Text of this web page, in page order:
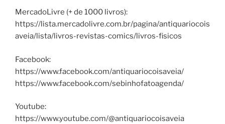
MercadoLivre (+ de 1000 livros):
https://lista.mercadolivre.com.br/pagina/antiquariocois
aveia/lista/livros-revistas-comics/livros-fisicos
Facebook:
https://www.facebook.com/antiquariocoisaveia/
https://www.facebook.com/sebinhofatoagenda/
Youtube:
https://www.youtube.com/@antiquariocoisaveia